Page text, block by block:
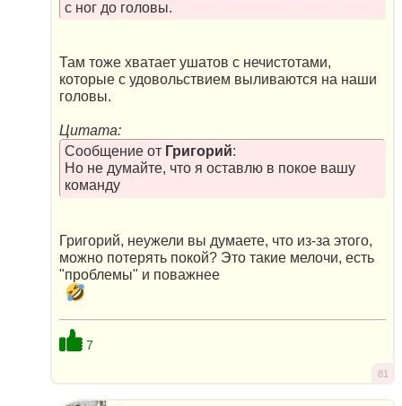
с ног до головы.
Там тоже хватает ушатов с нечистотами,
которые с удовольствием выливаются на наши
головы.
Цитата:
Сообщение от Григорий:
Но не думайте, что я оставлю в покое вашу
команду
Григорий, неужели вы думаете, что из-за этого,
можно потерять покой? Это такие мелочи, есть
"проблемы" и поважнее
7
81